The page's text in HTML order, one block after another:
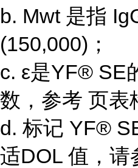
b. Mwt 是指
(150,000)；
c. ε是YF® SE
数，参考 页表
d. 标记 YF®
适DOL 值，请